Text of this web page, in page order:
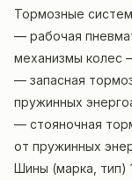
Тормозные
— рабочая
механизмы колес
— запасная
пружинных
— стояночная
от пружинных
Шины (марка, тип)